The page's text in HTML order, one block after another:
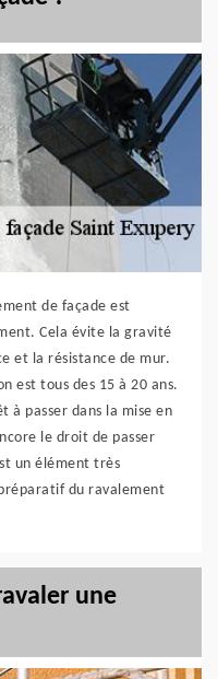
de façade est
Cela évite la gravité
et la résistance de mur.
est tous des 15 à 20 ans.
à passer dans la mise en
le droit de passer
un élément très
du ravalement
une